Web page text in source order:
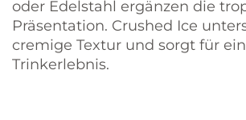
oder Edelstahl ergänzen die
Präsentation. Crushed Ice
cremige Textur und sorgt für
Trinkerlebnis.